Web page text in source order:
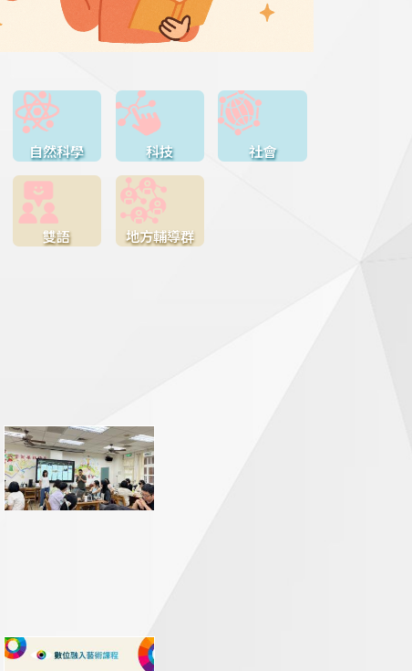
自然科學 科技 社會
雙語 地方輔導群